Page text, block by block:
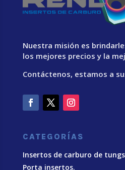
Nuestra misión es
los mejores precios y la
Contáctenos, estamos a
CATEGORÍAS
Insertos de carburo de
Porta insertos.